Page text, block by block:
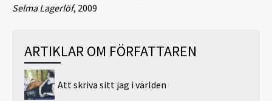
Selma Lagerlöf, 2009
ARTIKLAR OM FÖRFATTAREN
Att skriva sitt jag i världen